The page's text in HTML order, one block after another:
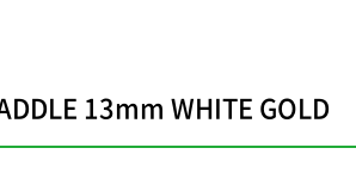
13mm WHITE GOLD